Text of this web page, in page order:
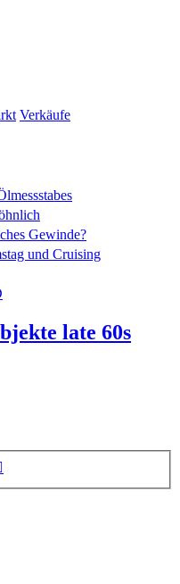
Verkäufe
Gewinde?
und Cruising
late 60s